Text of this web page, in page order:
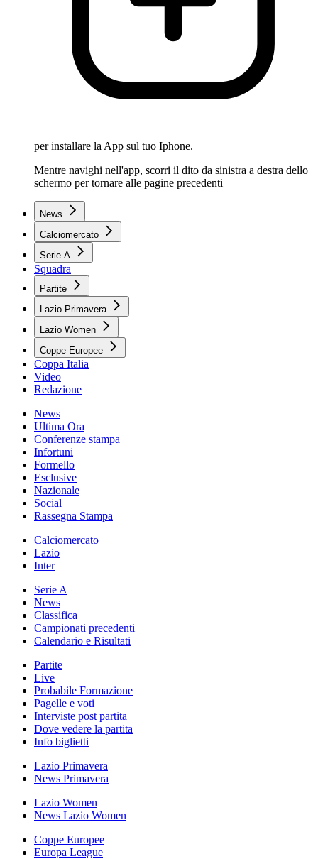
per installare la App sul tuo Iphone.
Mentre navighi nell'app, scorri il dito da sinistra a destra dello
schermo per tornare alle pagine precedenti
News
Calciomercato
Serie A
Squadra
Partite
Lazio Primavera
Lazio Women
Coppe Europee
Coppa Italia
Video
Redazione
News
Ultima Ora
Conferenze stampa
Infortuni
Formello
Esclusive
Nazionale
Social
Rassegna Stampa
Calciomercato
Lazio
Inter
Serie A
News
Classifica
Campionati precedenti
Calendario e Risultati
Partite
Live
Probabile Formazione
Pagelle e voti
Interviste post partita
Dove vedere la partita
Info biglietti
Lazio Primavera
News Primavera
Lazio Women
News Lazio Women
Coppe Europee
Europa League